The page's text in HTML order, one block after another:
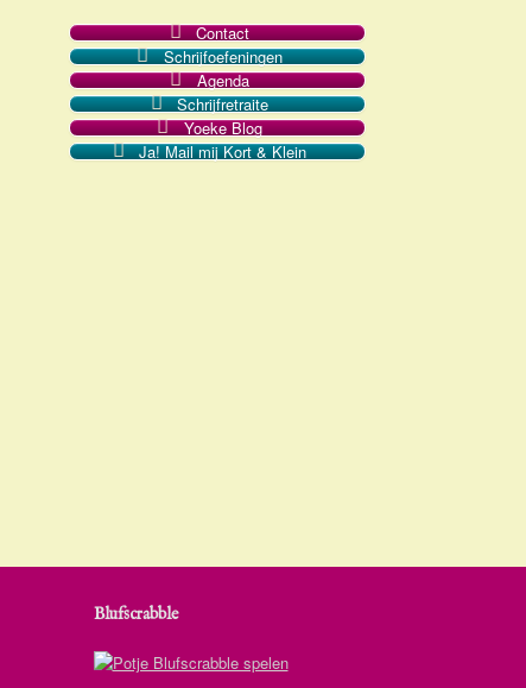
Contact
Schrijfoefeningen
Agenda
Schrijfretraite
Yoeke Blog
Ja! Mail mij Kort & Klein
Blufscrabble